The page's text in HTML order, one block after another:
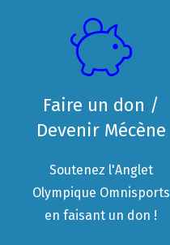
Faire un don /
Devenir Mécène
Soutenez l'Anglet
Olympique Omnisports
en faisant un don !